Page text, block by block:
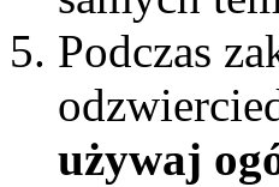
Podczas
używaj